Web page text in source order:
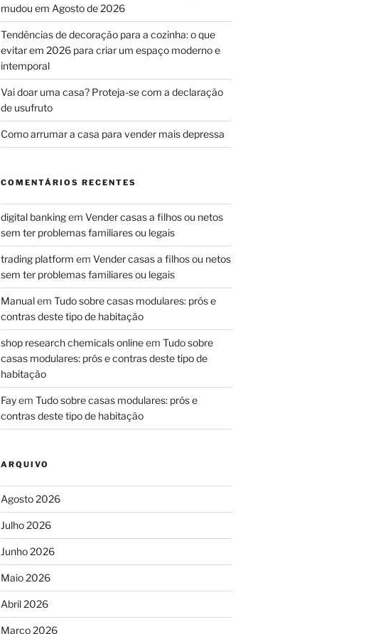
mudou em Agosto de 2026
Tendências de decoração para a cozinha: o que
evitar em 2026 para criar um espaço moderno e
intemporal
Vai doar uma casa? Proteja-se com a declaração
de usufruto
Como arrumar a casa para vender mais depressa
COMENTÁRIOS RECENTES
digital bankingem Vender casas a filhos ou netos
sem ter problemas familiares ou legais
trading platform em Vender casas a filhos ou netos
sem ter problemas familiares ou legais
Manualem Tudo sobre casas modulares: prós e
contras deste tipo de habitação
shop research chemicals onlineem Tudo sobre
casas modulares: prós e contras deste tipo de
habitação
Fayem Tudo sobre casas modulares: prós e
contras deste tipo de habitação
ARQUIVO
Agosto 2026
Julho 2026
Junho 2026
Maio 2026
Abril 2026
Março 2026